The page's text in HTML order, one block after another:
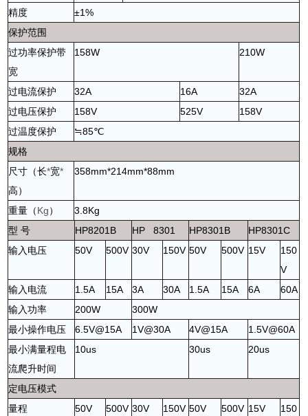
精度
±1%
保护范围
过功率保护带
宽
158W 210W
过电流保护 32A 16A
32A
过电压保护
158V 525V
158V
过温度保护
≒85℃
规格
尺寸（长*宽*
高）
358mm*214mm*88mm
重量（Kg）
3.8Kg
型 号 HP8201B HP 8301 HP8301B
HP8301C
输入电压
50V 500V 30V 150V 50V 500V 15V
150
V
输入电流
1.5A 15A 3A 30A 1.5A 15A 6A
60A
输入功率
200W
300W
最小操作电压
6.5V@15A 1V@30A 4V@15A
1.5V@60A
最小满量程电
流爬升时间
10us 30us 20us
定电压模式
量程
50V 500V 30V 150V 50V 500V 15V 150